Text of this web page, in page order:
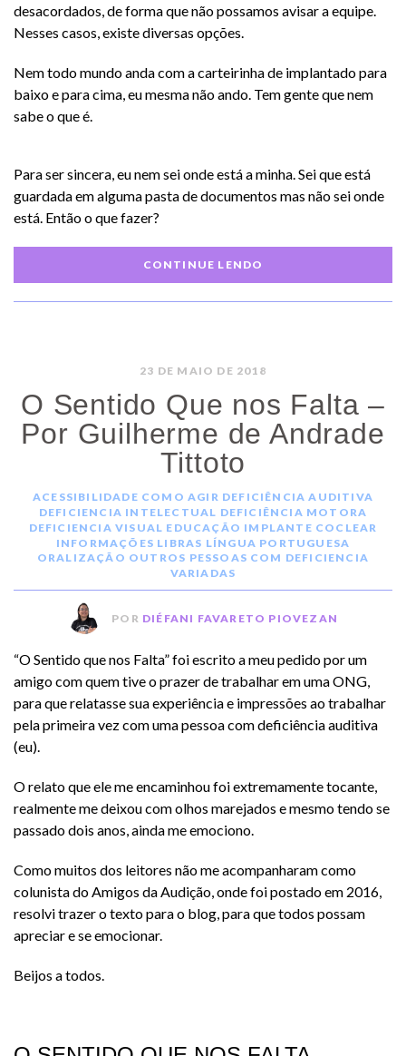
desacordados, de forma que não possamos avisar a equipe.
Nesses casos, existe diversas opções.
Nem todo mundo anda com a carteirinha de implantado para
baixo e para cima, eu mesma não ando. Tem gente que nem
sabe o que é.
Para ser sincera, eu nem sei onde está a minha. Sei que está
guardada em alguma pasta de documentos mas não sei onde
está. Então o que fazer?
CONTINUE LENDO
23 DE MAIO DE 2018
O Sentido Que nos Falta –
Por Guilherme de Andrade
Tittoto
ACESSIBILIDADE COMO AGIR DEFICIÊNCIA AUDITIVA
DEFICIENCIA INTELECTUAL DEFICIÊNCIA MOTORA
DEFICIENCIA VISUAL EDUCAÇÃO IMPLANTE COCLEAR
INFORMAÇÕES LIBRAS LÍNGUA PORTUGUESA
ORALIZAÇÃO OUTROS PESSOAS COM DEFICIENCIA
VARIADAS
POR DIÉFANI FAVARETO PIOVEZAN
“O Sentido que nos Falta” foi escrito a meu pedido por um
amigo com quem tive o prazer de trabalhar em uma ONG,
para que relatasse sua experiência e impressões ao trabalhar
pela primeira vez com uma pessoa com deficiência auditiva
(eu).
O relato que ele me encaminhou foi extremamente tocante,
realmente me deixou com olhos marejados e mesmo tendo se
passado dois anos, ainda me emociono.
Como muitos dos leitores não me acompanharam como
colunista do Amigos da Audição, onde foi postado em 2016,
resolvi trazer o texto para o blog, para que todos possam
apreciar e se emocionar.
Beijos a todos.